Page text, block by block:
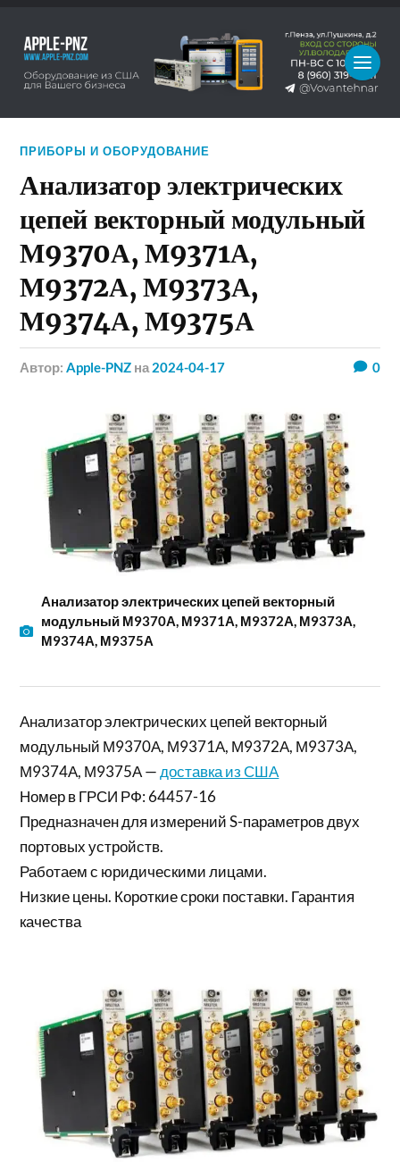
ПРИБОРЫ И ОБОРУДОВАНИЕ
Анализатор электрических
цепей векторный модульный
М9370А, М9371А,
М9372А, М9373А,
М9374А, М9375А
Автор:Apple-PNZ на 2024-04-17 0
Анализатор электрических цепей векторный
модульный М9370А, М9371А, М9372А, М9373А,
М9374А, М9375А
Анализатор электрических цепей векторный
модульный М9370А, М9371А, М9372А, М9373А,
М9374А, М9375А — доставка из США
Номер в ГРСИ РФ: 64457-16
Предназначен для измерений S-параметров двух
портовых устройств.
Работаем с юридическими лицами.
Низкие цены. Короткие сроки поставки. Гарантия
качества